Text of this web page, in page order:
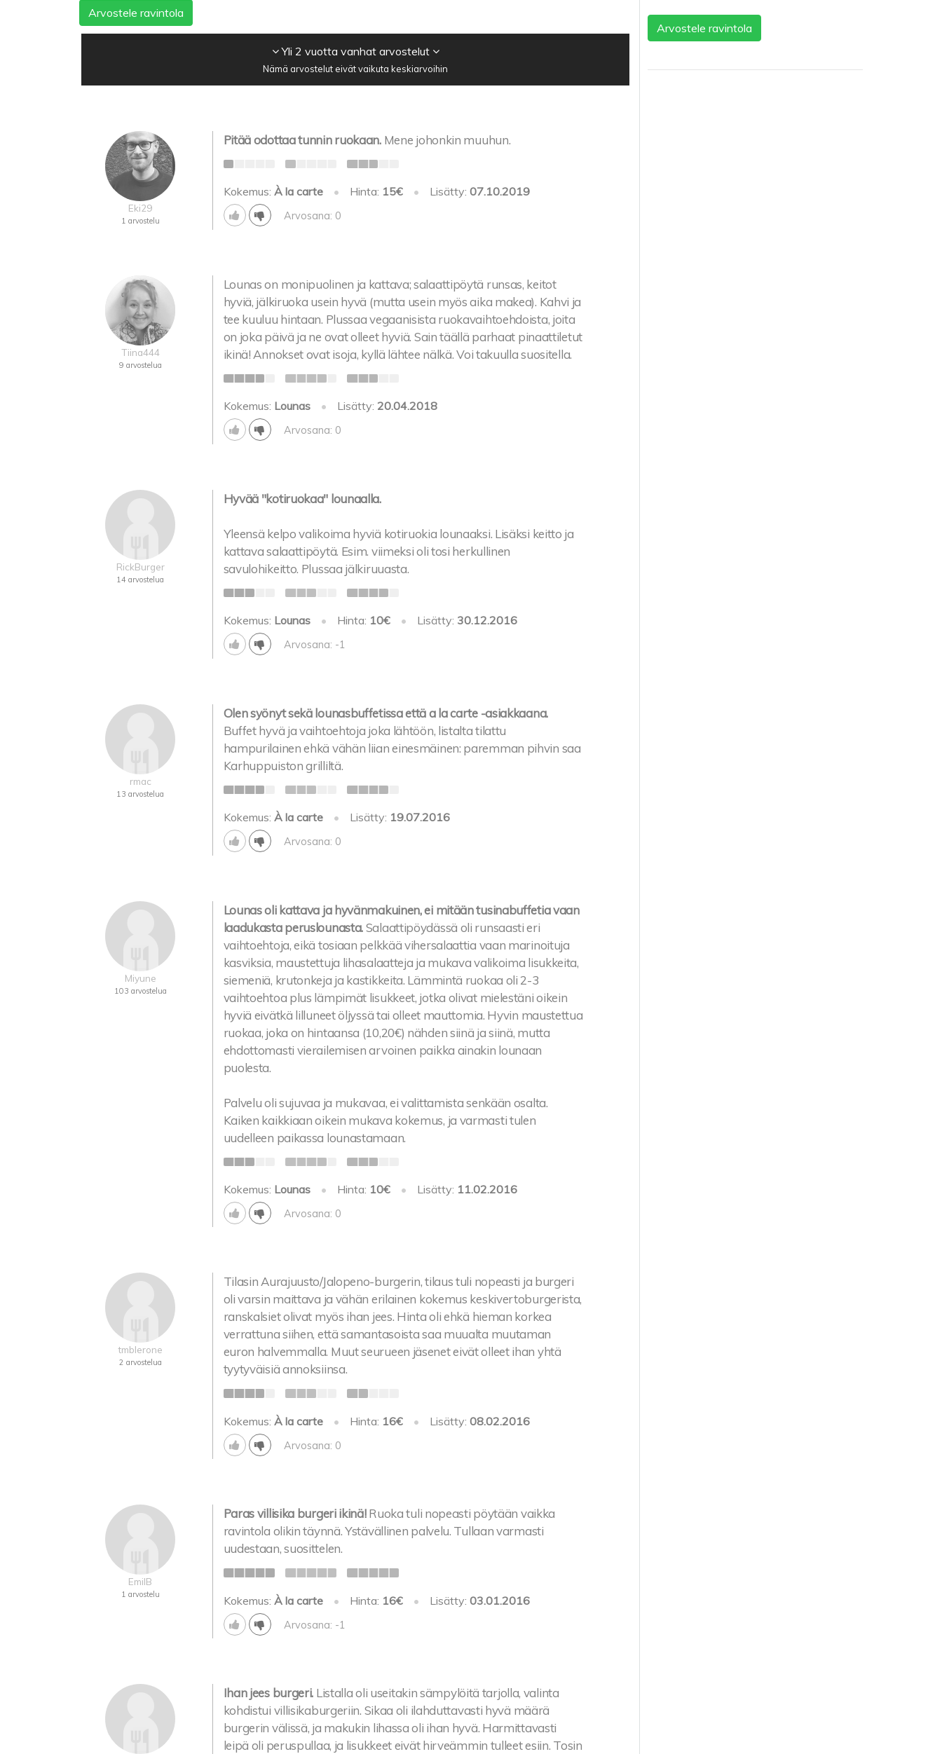
Arvostele ravintola
Arvostele ravintola
Yli 2 vuotta vanhat arvostelut
Nämä arvostelut eivät vaikuta keskiarvoihin
Eki29
1 arvostelu
Pitää odottaa tunnin ruokaan. Mene johonkin muuhun.
Kokemus: À la carte • Hinta: 15€ • Lisätty:07.10.2019
Arvosana: 0
Tiina444
9 arvostelua
Lounas on monipuolinen ja kattava; salaattipöytä runsas, keitot
hyviä, jälkiruoka usein hyvä (mutta usein myös aika makea). Kahvi ja
tee kuuluu hintaan. Plussaa vegaanisista ruokavaihtoehdoista, joita
on joka päivä ja ne ovat olleet hyviä. Sain täällä parhaat pinaattiletut
ikinä! Annokset ovat isoja, kyllä lähtee nälkä. Voi takuulla suositella.
Kokemus: Lounas • Lisätty: 20.04.2018
Arvosana: 0
RickBurger
14 arvostelua
Hyvää "kotiruokaa" lounaalla.
Yleensä kelpo valikoima hyviä kotiruokia lounaaksi. Lisäksi keitto ja
kattava salaattipöytä. Esim. viimeksi oli tosi herkullinen
savulohikeitto. Plussaa jälkiruuasta.
Kokemus: Lounas • Hinta: 10€ • Lisätty: 30.12.2016
Arvosana: -1
rmac
13 arvostelua
Olen syönyt sekä lounasbuffetissa että a la carte -asiakkaana.
Buffet hyvä ja vaihtoehtoja joka lähtöön, listalta tilattu
hampurilainen ehkä vähän liian einesmäinen: paremman pihvin saa
Karhuppuiston grilliltä.
Kokemus: À la carte • Lisätty: 19.07.2016
Arvosana: 0
Miyune
103 arvostelua
Lounas oli kattava ja hyvänmakuinen, ei mitään tusinabuffetia vaan
laadukasta peruslounasta.Salaattipöydässä oli runsaasti eri
vaihtoehtoja, eikä tosiaan pelkkää vihersalaattia vaan marinoituja
kasviksia, maustettuja lihasalaatteja ja mukava valikoima lisukkeita,
siemeniä, krutonkeja ja kastikkeita. Lämmintä ruokaa oli 2-3
vaihtoehtoa plus lämpimät lisukkeet, jotka olivat mielestäni oikein
hyviä eivätkä lilluneet öljyssä tai olleet mauttomia. Hyvin maustettua
ruokaa, joka on hintaansa (10,20€) nähden siinä ja siinä, mutta
ehdottomasti vierailemisen arvoinen paikka ainakin lounaan
puolesta.
Palvelu oli sujuvaa ja mukavaa, ei valittamista senkään osalta.
Kaiken kaikkiaan oikein mukava kokemus, ja varmasti tulen
uudelleen paikassa lounastamaan.
Kokemus: Lounas • Hinta: 10€ • Lisätty: 11.02.2016
Arvosana: 0
tmblerone
2 arvostelua
Tilasin Aurajuusto/Jalopeno-burgerin, tilaus tuli nopeasti ja burgeri
oli varsin maittava ja vähän erilainen kokemus keskivertoburgerista,
ranskalsiet olivat myös ihan jees. Hinta oli ehkä hieman korkea
verrattuna siihen, että samantasoista saa muualta muutaman
euron halvemmalla. Muut seurueen jäsenet eivät olleet ihan yhtä
tyytyväisiä annoksiinsa.
Kokemus: À la carte • Hinta: 16€ • Lisätty:08.02.2016
Arvosana: 0
EmilB
1 arvostelu
Paras villisika burgeri ikinä! Ruoka tuli nopeasti pöytään vaikka
ravintola olikin täynnä. Ystävällinen palvelu. Tullaan varmasti
uudestaan, suosittelen.
Kokemus: À la carte • Hinta: 16€ • Lisätty:03.01.2016
Arvosana: -1
Ihan jees burgeri. Listalla oli useitakin sämpylöitä tarjolla, valinta
kohdistui villisikaburgeriin. Sikaa oli ilahduttavasti hyvä määrä
burgerin välissä, ja makukin lihassa oli ihan hyvä. Harmittavasti
leipä oli peruspullaa, ja lisukkeet eivät hirveämmin tulleet esiin. Tosin